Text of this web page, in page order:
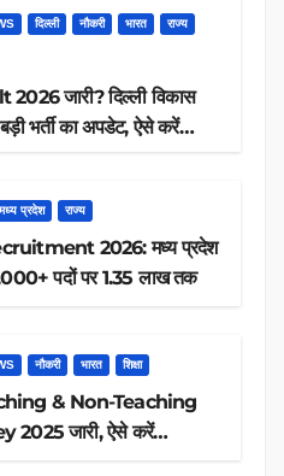
दिल्ली नौकरी भारत राज्य
जारी? दिल्ली विकास
भर्ती का अपडेट, ऐसे करें
मध्य प्रदेश राज्य
2026: मध्य प्रदेश
पदों पर 1.35 लाख तक
नौकरी भारत शिक्षा
& Non-Teaching
2025 जारी, ऐसे करें